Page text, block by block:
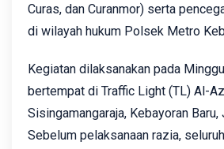
Curas, dan Curanmor) serta
di wilayah hukum Polsek Metro
Kegiatan dilaksanakan pada
bertempat di Traffic Light (TL) Al-
Sisingamangaraja, Kebayoran Baru,
Sebelum pelaksanaan razia,